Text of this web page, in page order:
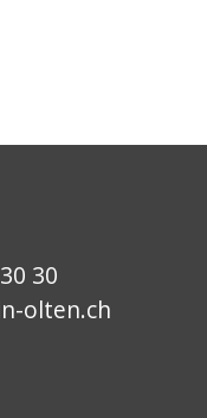
30
olten.ch